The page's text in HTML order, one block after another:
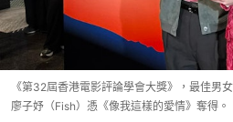
《第32屆香港電影評論學會大獎》，最佳男
廖子妤（Fish）憑《像我這樣的愛情》奪得。